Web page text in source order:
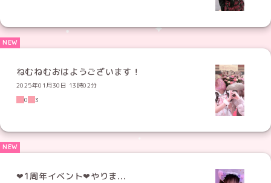
ねむねむおはようございます！
2025年01月30日 13時02分
0
3
‪‪❤︎‬‪1周年イベント‪❤︎‬やりま...